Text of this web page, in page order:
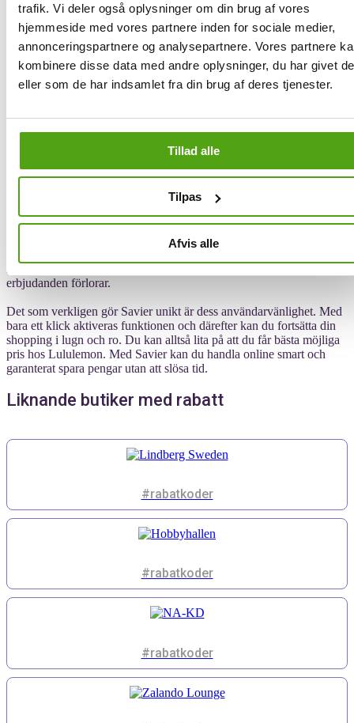
trafik. Vi deler også oplysninger om din brug af vores
hjemmeside med vores partnere inden for sociale medier,
annonceringspartnere og analysepartnere. Vores partnere
kombinere disse data med andre oplysninger, du har givet
eller som de har indsamlet fra din brug af deres tjenester.
Tillad alle
Tilpas
Afvis alle
testar automatiskt rabattkoder och tillämpar den som ger störst rabatt
i varukorgen – allt med ett klick.
För att alltid få de bästa priserna när du handlar online är det viktigt
att använda rabattkoder, något Savier hjälper dig med. Savier
fungerar som en praktisk shoppingassistent som hittar de bästa
rabattkoder gör vår tjänst det åt dig. Savier använder avancerad
teknik som automatiskt skannar databasen efter tillgängliga
rabattkoder och testar dem direkt i din varukorg hos Lululemon.
Vår tjänst arbetar effektivt för att säkerställa att du får maximala
besparingar utan krångel. När den mest fördelaktiga koden har
identifierats, oavsett om det är en procentuell rabatt, en fast
erbjudanden förlorar.
Det som verkligen gör Savier unikt är dess användarvänlighet. Med
bara ett klick aktiveras funktionen och därefter kan du fortsätta din
shopping i lugn och ro. Du kan alltså lita på att du får bästa möjliga
pris hos Lululemon. Med Savier kan du handla online smart och
garanterat spara pengar utan att slösa tid.
Liknande butiker med rabatt
#rabatkoder
#rabatkoder
#rabatkoder